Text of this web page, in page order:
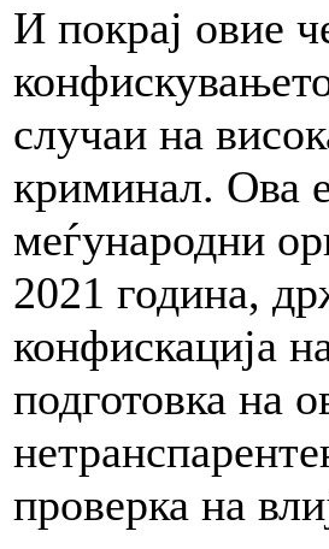
И покрај овие
случаи на
криминал. Ова
меѓународни
2021 година,
конфискација
подготовка на
проверка на